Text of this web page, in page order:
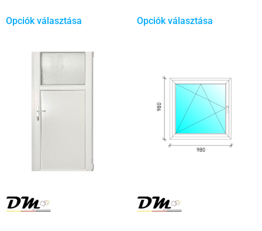
Opciók választása Opciók választása